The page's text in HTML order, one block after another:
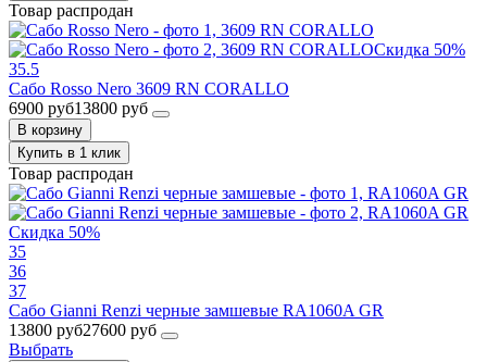
Товар распродан
Скидка 50%
35.5
Сабо Rosso Nero 3609 RN CORALLO
6900 руб13800 руб
В корзину
Купить в 1 клик
Товар распродан
Скидка 50%
35
36
37
Сабо Gianni Renzi черные замшевые RA1060A GR
13800 руб27600 руб
Выбрать